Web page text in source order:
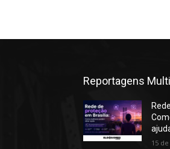
Reportagens
15